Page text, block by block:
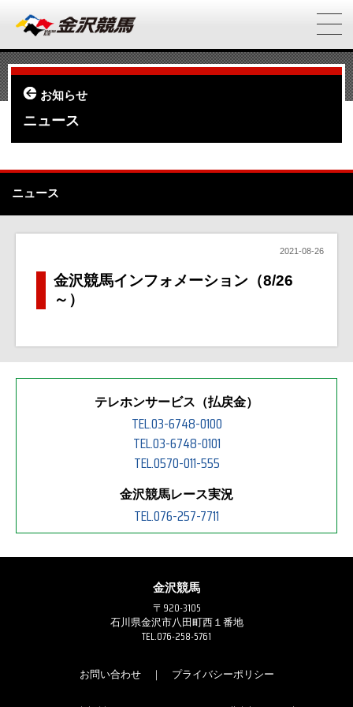
お知らせ
ニュース
ニュース
2021-08-26
金沢競馬インフォメーション（8/26
～）
テレホンサービス（払戻金）
TEL.03-6748-0100
TEL.03-6748-0101
TEL.0570-011-555
金沢競馬レース実況
TEL.076-257-7711
金沢競馬
〒920-3105
石川県金沢市八田町西１番地
TEL.076-258-5761
お問い合わせ｜ プライバシーポリシー